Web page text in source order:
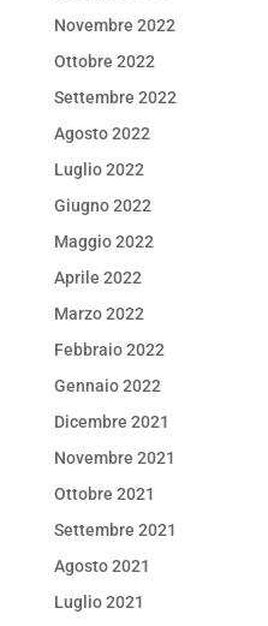
Novembre 2022
Ottobre 2022
Settembre 2022
Agosto 2022
Luglio 2022
Giugno 2022
Maggio 2022
Aprile 2022
Marzo 2022
Febbraio 2022
Gennaio 2022
Dicembre 2021
Novembre 2021
Ottobre 2021
Settembre 2021
Agosto 2021
Luglio 2021